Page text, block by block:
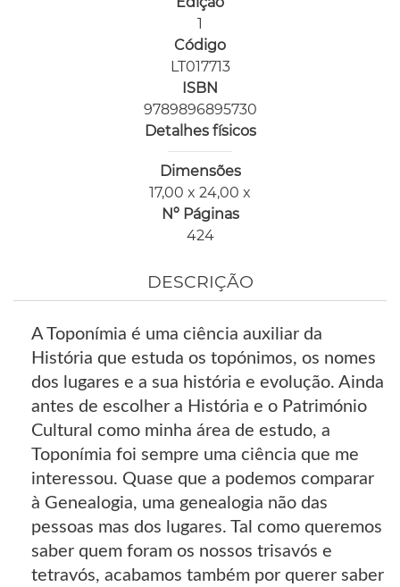
1
Código
LT017713
ISBN
9789896895730
Detalhes físicos
Dimensões
17,00 x 24,00 x
Nº Páginas
424
DESCRIÇÃO
A Toponímia é uma ciência auxiliar da
História que estuda os topónimos, os nomes
dos lugares e a sua história e evolução. Ainda
antes de escolher a História e o Património
Cultural como minha área de estudo, a
Toponímia foi sempre uma ciência que me
interessou. Quase que a podemos comparar
à Genealogia, uma genealogia não das
pessoas mas dos lugares. Tal como queremos
saber quem foram os nossos trisavós e
tetravós, acabamos também por querer saber